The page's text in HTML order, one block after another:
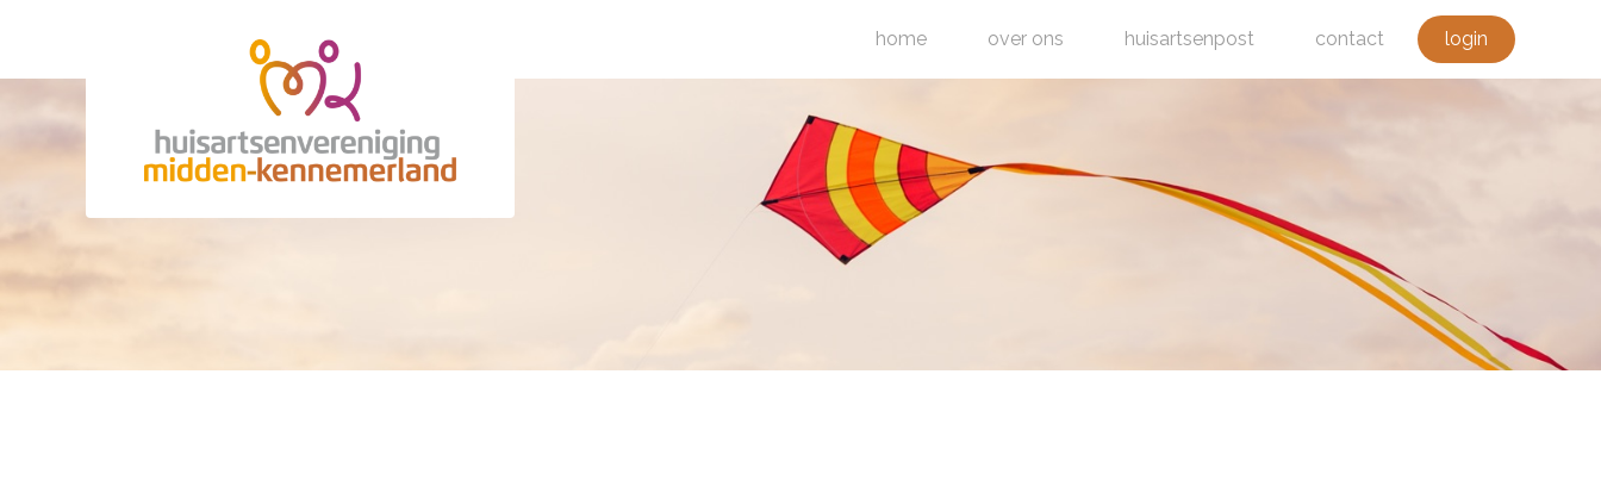
home over ons huisartsenpost contact login